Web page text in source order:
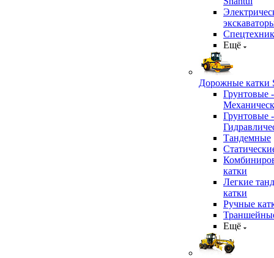
Ещё
Дорожные катки
Грунтовые -
Грунтовые -
Тандемные
катки
Легкие
катки
Ручные
Ещё